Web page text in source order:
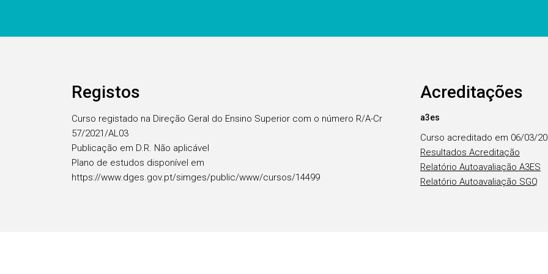
Registos
Curso registado na Direção Geral do Ensino Superior com o número R/A-Cr
57/2021/AL03
Publicação em D.R. Não aplicável
Plano de estudos disponível em
https://www.dges.gov.pt/simges/public/www/cursos/14499
Acreditações
a3es
Curso acreditado em 06/03/
Resultados Acreditação
Relatório Autoavaliação A3ES
Relatório Autoavaliação SGQ